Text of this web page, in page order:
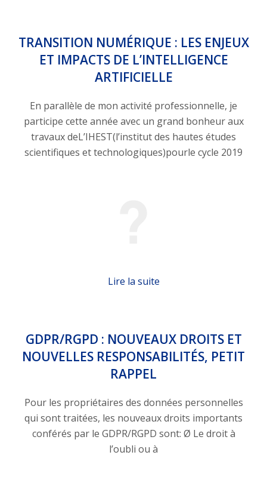
TRANSITION NUMÉRIQUE : LES ENJEUX
ET IMPACTS DE L’INTELLIGENCE
ARTIFICIELLE
En parallèle de mon activité professionnelle, je
participe cette année avec un grand bonheur aux
travaux deL’IHEST(l’institut des hautes études
scientifiques et technologiques)pourle cycle 2019
Lire la suite
GDPR/RGPD : NOUVEAUX DROITS ET
NOUVELLES RESPONSABILITÉS, PETIT
RAPPEL
Pour les propriétaires des données personnelles
qui sont traitées, les nouveaux droits importants
conférés par le GDPR/RGPD sont: Ø Le droit à
l’oubli ou à